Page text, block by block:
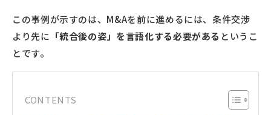
この事例が示すのは、M&Aを前に進めるには、条件交渉
より先に 「統合後の姿」を言語化する必要がある というこ
とです。
CONTENTS